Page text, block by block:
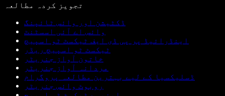
تجویز کردہ مطالعہ
ڈکٹیشن اور وائس ٹائپنگ
وائس اے آئی اسسٹنٹ
اینڈرائیڈ پر پی ڈی ایف ٹیکسٹ ٹو اسپیچ
ٹیکسٹ ٹو اسپیچ ریڈر
خاتون آواز جنریٹر
مردانہ آواز جنریٹر
ڈسلیکسیا کے لیے بہترین مطالعہ پروگرام
روبوٹ وائس جنریٹر